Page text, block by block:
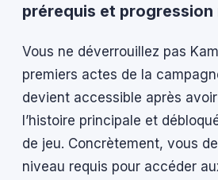
prérequis et progression
Vous ne déverrouillez pas
premiers actes de la
devient accessible après
l’histoire principale et
de jeu. Concrètement, vous
niveau requis pour accéder